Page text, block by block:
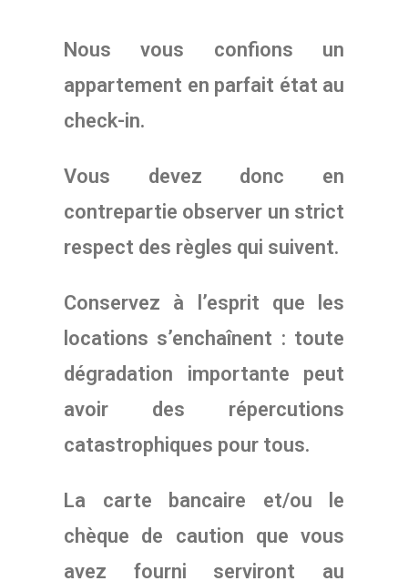
Nous vous confions un
appartement en parfait état au
check-in.
Vous devez donc en
contrepartie observer un strict
respect des règles qui suivent.
Conservez à l’esprit que les
locations s’enchaînent : toute
dégradation importante peut
avoir des répercutions
catastrophiques pour tous.
La carte bancaire et/ou le
chèque de caution que vous
avez fourni serviront au